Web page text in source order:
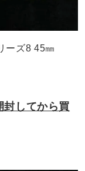
ーズ8 45㎜
封してから買